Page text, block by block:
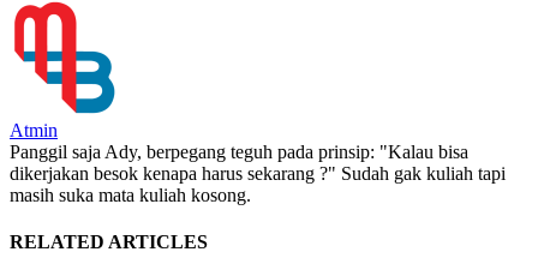
Atmin
Panggil saja Ady, berpegang teguh pada prinsip: "Kalau bisa
dikerjakan besok kenapa harus sekarang ?" Sudah gak kuliah tapi
masih suka mata kuliah kosong.
RELATED ARTICLES